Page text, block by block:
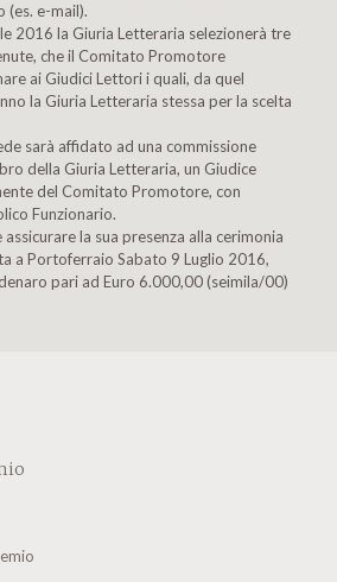
(es. e-mail).
2016 la Giuria Letteraria selezionerà tre
che il Comitato Promotore
ai Giudici Lettori i quali, da quel
la Giuria Letteraria stessa per la scelta
sarà affidato ad una commissione
della Giuria Letteraria, un Giudice
del Comitato Promotore, con
Funzionario.
la sua presenza alla cerimonia
a Portoferraio Sabato 9 Luglio 2016,
pari ad Euro 6.000,00 (seimila/00)